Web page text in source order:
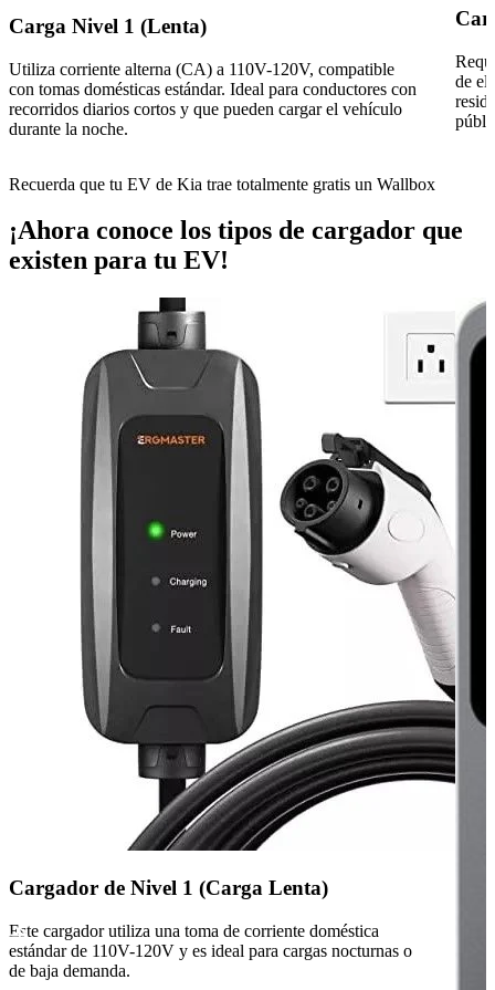
Carga Nivel 1 (Lenta)
Utiliza corriente alterna (CA) a 110V-120V, compatible
con tomas domésticas estándar. Ideal para conductores con
recorridos diarios cortos y que pueden cargar el vehículo
durante la noche.
de
Recuerda que tu EV de Kia trae totalmente gratis un Wallbox
¡Ahora conoce los tipos de cargador que
existen para tu EV!
Cargador de Nivel 1 (Carga Lenta)
Este cargador utiliza una toma de corriente doméstica
estándar de 110V-120V y es ideal para cargas nocturnas o
de baja demanda.